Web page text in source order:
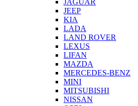
JAGUAR
JEEP
KIA
LADA
LAND ROVER
LEXUS
LIFAN
MAZDA
MERCEDES-BENZ
MINI
MITSUBISHI
NISSAN